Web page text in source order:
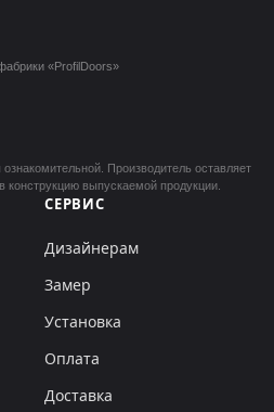
«ProfilDoors»
Производитель оставляет
конструкцию выпускаемой продукции.
СЕРВИС
Дизайнерам
Замер
Установка
Оплата
Доставка